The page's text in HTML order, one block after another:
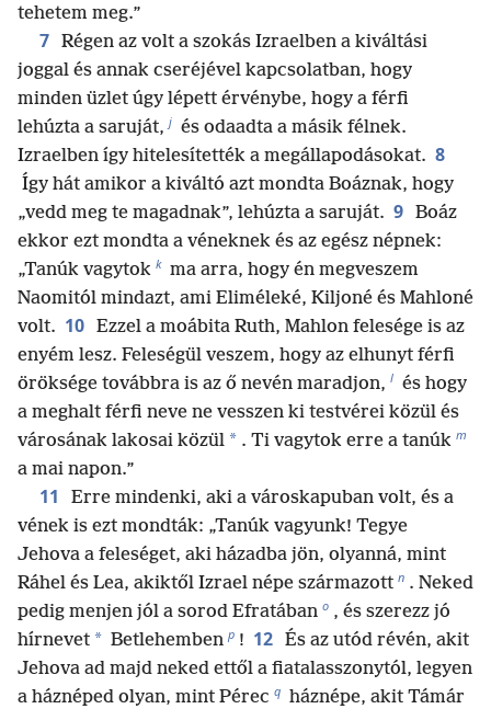
tehetem meg.”
7 Régen az volt a szokás Izraelben a kiváltási
joggal és annak cseréjével kapcsolatban, hogy
minden üzlet úgy lépett érvénybe, hogy a férfi
lehúzta a saruját, j és odaadta a másik félnek.
Izraelben így hitelesítették a megállapodásokat. 8
Így hát amikor a kiváltó azt mondta Boáznak, hogy
„vedd meg te magadnak”, lehúzta a saruját. 9 Boáz
ekkor ezt mondta a véneknek és az egész népnek:
„Tanúk vagytok k ma arra, hogy én megveszem
Naomitól mindazt, ami Eliméleké, Kiljoné és Mahloné
volt. 10 Ezzel a moábita Ruth, Mahlon felesége is az
enyém lesz. Feleségül veszem, hogy az elhunyt férfi
öröksége továbbra is az ő nevén maradjon, l és hogy
a meghalt férfi neve ne vesszen ki testvérei közül és
városának lakosai közül * . Ti vagytok erre a tanúk m
a mai napon.”
11
Erre mindenki, aki a városkapuban volt, és a
vének is ezt mondták: „Tanúk vagyunk! Tegye
Jehova a feleséget, aki házadba jön, olyanná, mint
Ráhel és Lea, akiktől Izrael népe származott n . Neked
pedig menjen jól a sorod Efratában o , és szerezz jó
hírnevet * Betlehemben p ! 12 És az utód révén, akit
Jehova ad majd neked ettől a fiatalasszonytól, legyen
a háznéped olyan, mint Pérec q háznépe, akit Támár